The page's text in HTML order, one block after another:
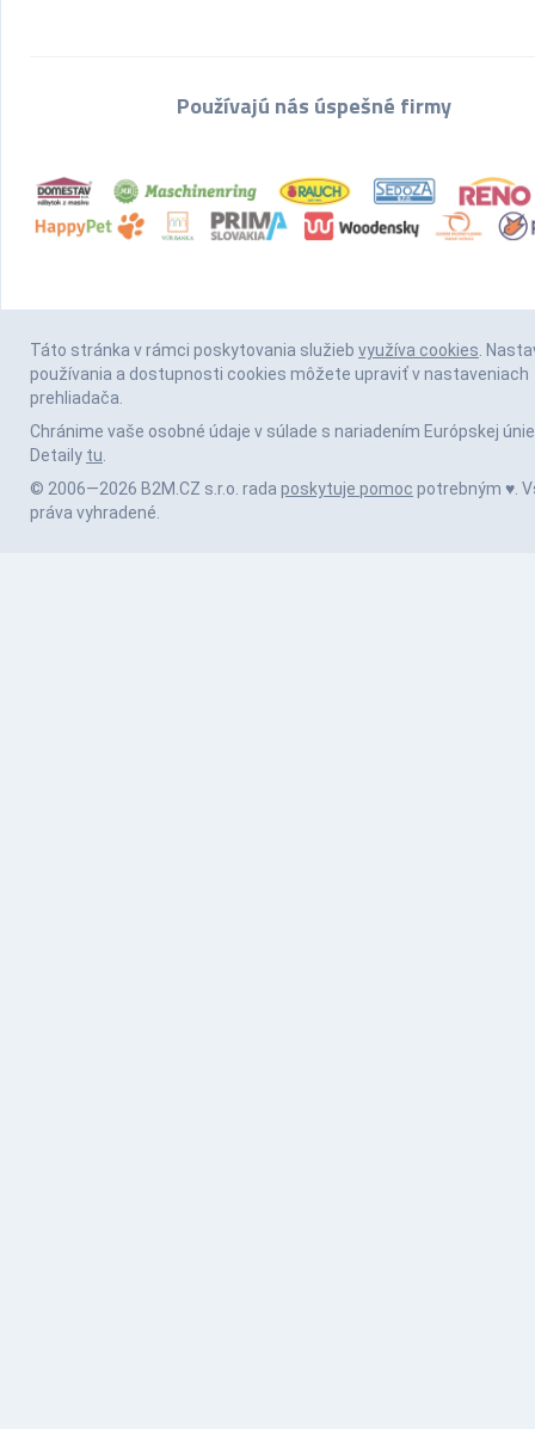
Používajú nás úspešné firmy
Táto stránka v rámci poskytovania služieb využíva cookies.
používania a dostupnosti cookies môžete upraviť v nastaveniach
prehliadača.
Chránime vaše osobné údaje v súlade s nariadením Európskej únie
Detaily tu.
© 2006—2026 B2M.CZ s.r.o. rada poskytuje pomoc potrebným ♥️.
práva vyhradené.